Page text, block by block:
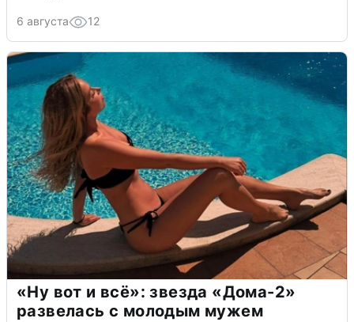
6 августа 12
«Ну вот и всё»: звезда «Дома-2»
развелась с молодым мужем